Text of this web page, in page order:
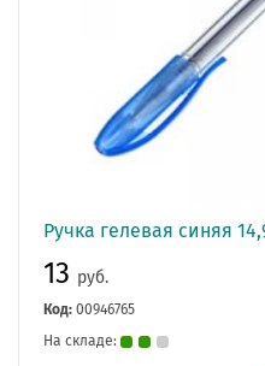
Ручка гелевая синяя
13 руб.
Код: 00946765
На складе: